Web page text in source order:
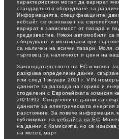
характеристики могат да варират
стандартното оборудване за
Информацията, спецификациите,
уебсайт се основават на
варират в зависимост от пазара и
предизвестие. Някои автомобили са
оборудване и монтирани при
са налични на всички пазари. Моля,
търговец за наличност и цени на
Законодателството на ЕС изисква
разкрива определени данни,
или след 1 януари 2021 г. VIN
данните за разхода на гориво и
споделени с Европейската комисия
2021/392. Споделяните данни са
данните за електрическата енергия
разстояние. За повече информация,
публикуван на уебсайта на ЕС.
на данни с Комисията, но се
на месец март.